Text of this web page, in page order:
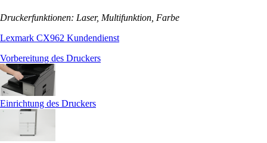
Druckerfunktionen: Laser, Multifunktion, Farbe
Lexmark CX962 Kundendienst
Vorbereitung des Druckers
Einrichtung des Druckers